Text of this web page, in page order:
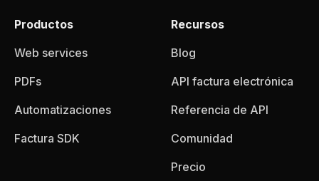
Productos
Web services
PDFs
Automatizaciones
Factura SDK
Recursos
Blog
API factura electrónica
Referencia de API
Comunidad
Precio